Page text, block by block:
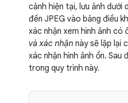
cảnh hiện tại, lưu ảnh dưới
đến JPEG vào bảng điều
xác nhận xem hình ảnh có
và xác nhận này sẽ lặp lại
xác nhận hình ảnh ổn.
trong quy trình này.